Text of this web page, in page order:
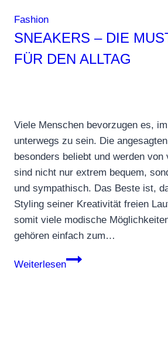
Fashion
SNEAKERS – DIE
FÜR DEN ALLTAG
Viele Menschen bevorzugen es,
unterwegs zu sein. Die
besonders beliebt und werden von
sind nicht nur extrem bequem,
und sympathisch. Das Beste ist,
Styling seiner Kreativität freien
somit viele modische
gehören einfach zum…
Weiterlesen
Sneakers